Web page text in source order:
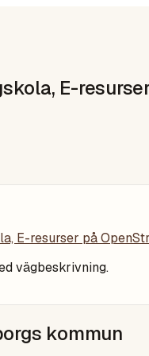
E-
E-resurser på
vägbeskrivning.
kommun